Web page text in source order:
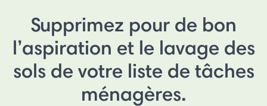
Supprimez pour de bon
l’aspiration et le lavage des
sols de votre liste de tâches
ménagères.